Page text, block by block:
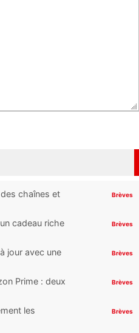
chaînes et
Brèves
cadeau riche
Brèves
jour avec une
Brèves
Prime : deux
Brèves
les
Brèves